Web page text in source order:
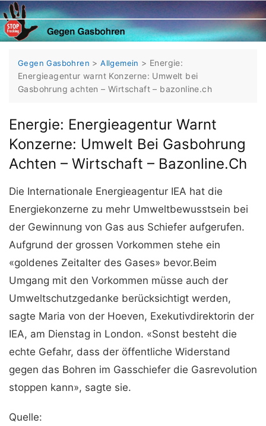
Skip
to
content
Gegen Gasbohren >Allgemein > Energie:
Energieagentur warnt Konzerne: Umwelt bei
Gasbohrung achten – Wirtschaft – bazonline.ch
Energie: Energieagentur Warnt
Konzerne: Umwelt Bei Gasbohrung
Achten – Wirtschaft – Bazonline.ch
Die Internationale Energieagentur IEA hat die
Energiekonzerne zu mehr Umweltbewusstsein bei
der Gewinnung von Gas aus Schiefer aufgerufen.
Aufgrund der grossen Vorkommen stehe ein
«goldenes Zeitalter des Gases» bevor.Beim
Umgang mit den Vorkommen müsse auch der
Umweltschutzgedanke berücksichtigt werden,
sagte Maria von der Hoeven, Exekutivdirektorin der
IEA, am Dienstag in London. «Sonst besteht die
echte Gefahr, dass der öffentliche Widerstand
gegen das Bohren im Gasschiefer die Gasrevolution
stoppen kann», sagte sie.
Quelle: